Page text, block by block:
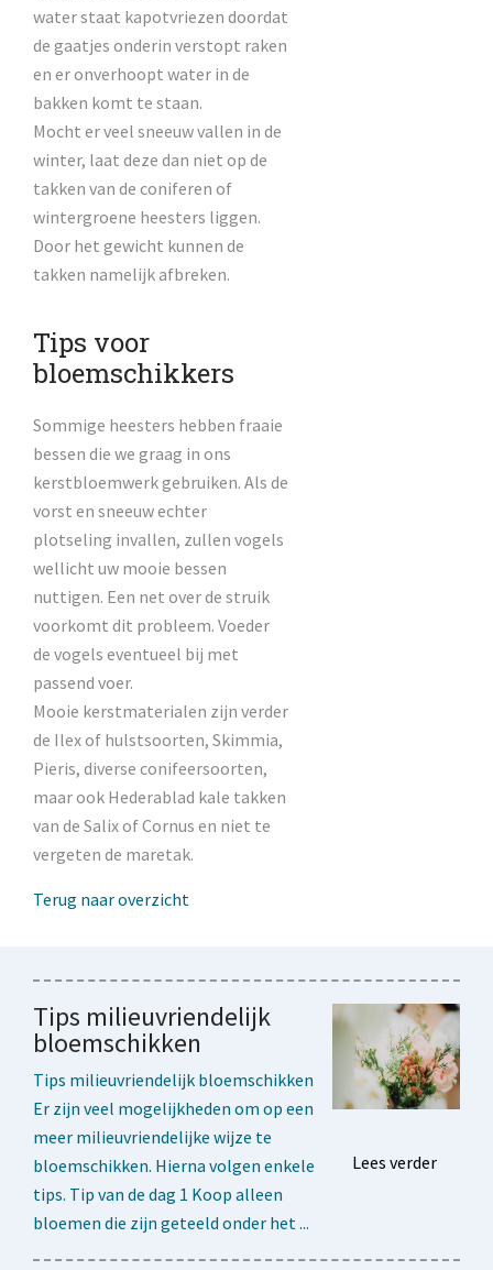
water staat kapotvriezen doordat
de gaatjes onderin verstopt raken
en er onverhoopt water in de
bakken komt te staan.
Mocht er veel sneeuw vallen in de
winter, laat deze dan niet op de
takken van de coniferen of
wintergroene heesters liggen.
Door het gewicht kunnen de
takken namelijk afbreken.
Tips voor
bloemschikkers
Sommige heesters hebben fraaie
bessen die we graag in ons
kerstbloemwerk gebruiken. Als de
vorst en sneeuw echter
plotseling invallen, zullen vogels
wellicht uw mooie bessen
nuttigen. Een net over de struik
voorkomt dit probleem. Voeder
de vogels eventueel bij met
passend voer.
Mooie kerstmaterialen zijn verder
de Ilex of hulstsoorten, Skimmia,
Pieris, diverse conifeersoorten,
maar ook Hederablad kale takken
van de Salix of Cornus en niet te
vergeten de maretak.
Terug naar overzicht
Tips milieuvriendelijk
bloemschikken
Tips milieuvriendelijk bloemschikken
Er zijn veel mogelijkheden om op een
meer milieuvriendelijke wijze te
bloemschikken. Hierna volgen enkele
tips. Tip van de dag 1 Koop alleen
bloemen die zijn geteeld onder het ...
Lees verder